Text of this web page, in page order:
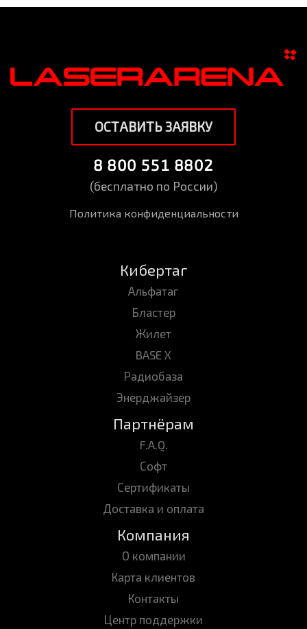
Кибертаг
Альфатаг
Бластер
Жилет
BASE X
Радиобаза
Энерджайзер
Партнёрам
F.A.Q.
Софт
Сертификаты
Доставка и оплата
Компания
О компании
Карта клиентов
Контакты
Центр поддержки
ОСТАВИТЬ ЗАЯВКУ
8 800 551 8802
(бесплатно по России)
Политика конфиденциальности